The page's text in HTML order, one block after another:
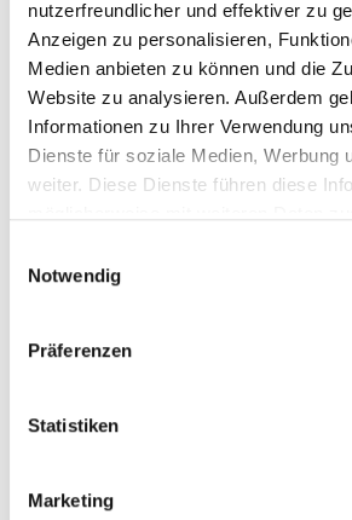
nutzerfreundlicher und effektiver zu
Anzeigen zu personalisieren,
Medien anbieten zu können und die
Website zu analysieren. Außerdem
Informationen zu Ihrer Verwendung
Dienste für soziale Medien, Werbung
weiter. Diese Dienste führen diese
Nutzung der Dienste gesammelt haben.
Notwendig
Präferenzen
Statistiken
Marketing
Gebäudesanierungen, „smart“ zu
spezifisch, messbar, attraktiv,
terminiert. Diese Lücke schließt
Studie.
Das ist die Lösung
öffentlicher Nichtwohngebäude“
Nichtwohngebäude mit
Einklang mit dem
Jahr 2045 zu stehen.